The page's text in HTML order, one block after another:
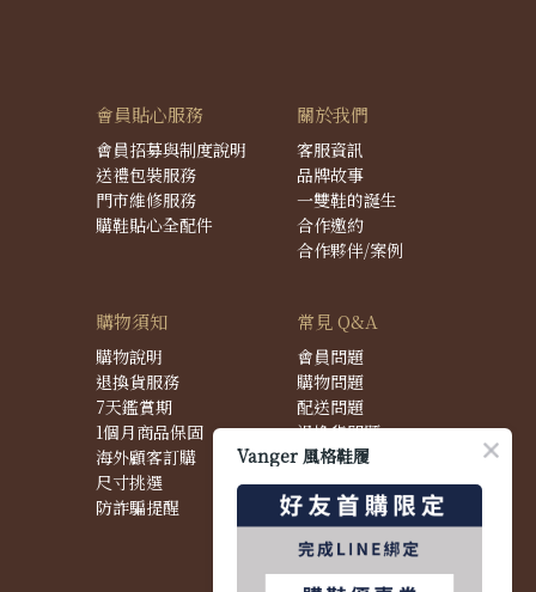
會員貼心服務
會員招募與制度說明
送禮包裝服務
門市維修服務
購鞋貼心全配件
關於我們
客服資訊
品牌故事
一雙鞋的誕生
合作邀約
合作夥伴/案例
購物須知
購物說明
退換貨服務
7天鑑賞期
1個月商品保固
海外顧客訂購
尺寸挑選
防詐騙提醒
常見 Q&A
會員問題
購物問題
配送問題
退換貨問題
商品問題
Vanger 風格鞋履